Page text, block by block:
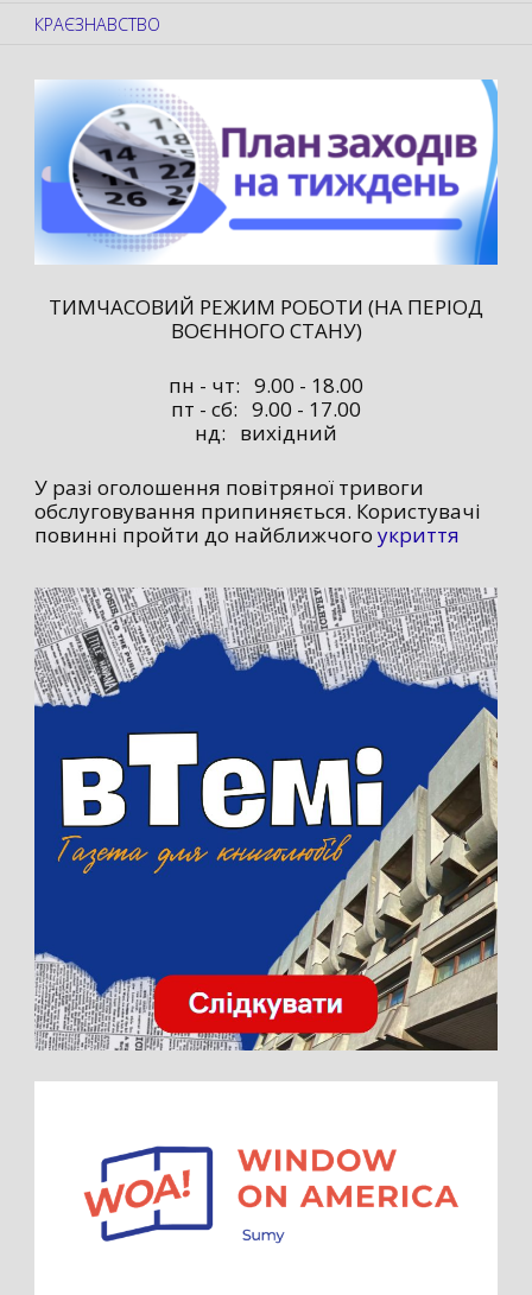
КРАЄЗНАВСТВО
ТИМЧАСОВИЙ РЕЖИМ РОБОТИ (НА ПЕРІОД
ВОЄННОГО СТАНУ)
пн - чт: 9.00 - 18.00
пт - сб: 9.00 - 17.00
нд: вихідний
У разі оголошення повітряної тривоги
обслуговування припиняється. Користувачі
повинні пройти до найближчого укриття